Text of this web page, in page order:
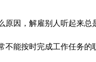
原因，解雇别人听起来
不能按时完成工作任务